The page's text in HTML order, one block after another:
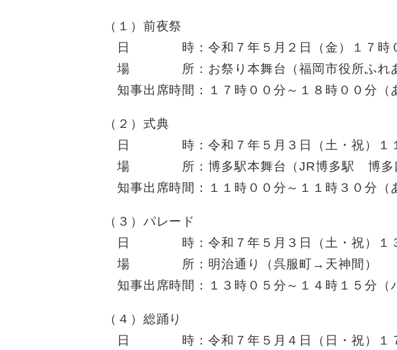
（１）前夜祭
日 時：令和７年５月２日（金）１７時０
場 所：お祭り本舞台（福岡市役所ふれあ
知事出席時間：１７時００分～１８時００分（
（２）式典
日 時：令和７年５月３日（土・祝）１１
場 所：博多駅本舞台（JR博多駅 博多口
知事出席時間：１１時００分～１１時３０分（
（３）パレード
日 時：令和７年５月３日（土・祝）１３
場 所：明治通り（呉服町→天神間）
知事出席時間：１３時０５分～１４時１５分（
（４）総踊り
日 時：令和７年５月４日（日・祝）１７